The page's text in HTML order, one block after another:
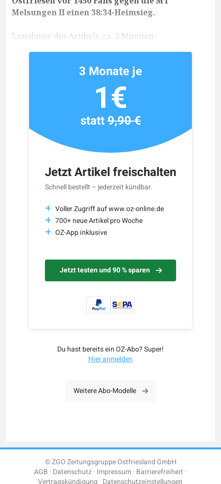
Melsungen II einen 38:34-Heimsieg.
Lesedauer des Artikels: ca. 3 Minuten
Jetzt Artikel freischalten
Schnell bestellt – jederzeit kündbar.
Voller Zugriff auf www.oz-online.de
700+ neue Artikel pro Woche
OZ-App inklusive
Jetzt testen und 90 % sparen
3 Monate je
1€
statt9,90 €
Du hast bereits ein OZ-Abo? Super!
Hier anmelden
Weitere Abo-Modelle
© ZGO Zeitungsgruppe Ostfriesland GmbH
AGB Datenschutz Impressum Barrierefreiheit
Vertragskündigung Datenschutzeinstellungen